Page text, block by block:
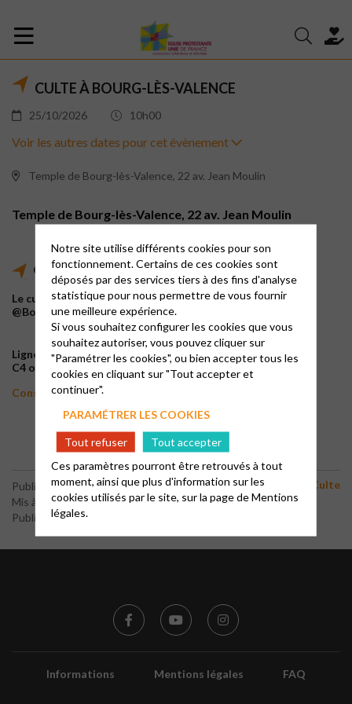
CULTE À BOURG-LÈS-VALENCE
25/10/2026 10h00
Voir les autres dates pour cet évènement
Temple de Bourg-lès-Valence, 22 av. Jean Moulin
Temple de Bourg-lès-Valence, 22 av. Jean Moulin
Culte
Le culte peut être suivi en direct sur YouTube sur la chaîne
@BourglesValenceEPUdF :cliquer ici pour y accéder
Ligne de bus :
C4 ou 10 – arrêt Temple
Consulter les horaires des bus du réseau Citéa
Publié le 19 janvier 2024
Mis à jour le 28 juillet 2026
Publié par le webmaster
Culte
Informations Mentions légales FAQ
Notre site utilise différents cookies pour son
fonctionnement. Certains de ces cookies sont
déposés par des services tiers à des fins d'analyse
statistique pour nous permettre de vous fournir
une meilleure expérience.
Si vous souhaitez configurer les cookies que vous
souhaitez autoriser, vous pouvez cliquer sur
"Paramétrer les cookies", ou bien accepter tous les
cookies en cliquant sur "Tout accepter et
continuer".
PARAMÉTRER LES COOKIES
Tout refuser
Tout accepter
Ces paramètres pourront être retrouvés à tout
moment, ainsi que plus d'information sur les
cookies utilisés par le site, sur la page deMentions
légales.